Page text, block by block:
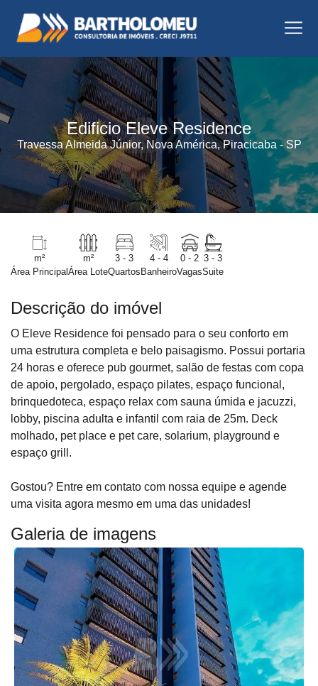
Edificio Eleve Residence
Travessa Almeida Júnior, Nova América, Piracicaba - SP
m²
Área Principal
m²
Área Lote
3 - 3
Quartos
4 - 4
Banheiro
0 - 2
Vagas
3 - 3
Suite
Descrição do imóvel
O Eleve Residence foi pensado para o seu conforto em
uma estrutura completa e belo paisagismo. Possui portaria
24 horas e oferece pub gourmet, salão de festas com copa
de apoio, pergolado, espaço pilates, espaço funcional,
brinquedoteca, espaço relax com sauna úmida e jacuzzi,
lobby, piscina adulta e infantil com raia de 25m. Deck
molhado, pet place e pet care, solarium, playground e
espaço grill.
Gostou? Entre em contato com nossa equipe e agende
uma visita agora mesmo em uma das unidades!
Galeria de imagens